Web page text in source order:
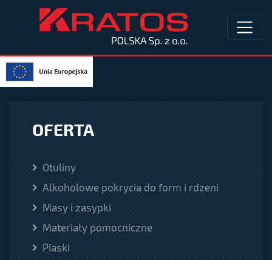
OFERTA
Otuliny
Alkoholowe pokrycia do form i rdzeni
Masy i zasypki
Materiały pomocniczne
Piaski